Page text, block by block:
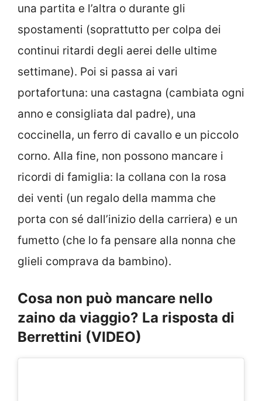
una partita e l’altra o durante gli
spostamenti (soprattutto per colpa dei
continui ritardi degli aerei delle ultime
settimane). Poi si passa ai vari
portafortuna: una castagna (cambiata ogni
anno e consigliata dal padre), una
coccinella, un ferro di cavallo e un piccolo
corno. Alla fine, non possono mancare i
ricordi di famiglia: la collana con la rosa
dei venti (un regalo della mamma che
porta con sé dall’inizio della carriera) e un
fumetto (che lo fa pensare alla nonna che
glieli comprava da bambino).
Cosa non può mancare nello
zaino da viaggio? La risposta di
Berrettini (VIDEO)